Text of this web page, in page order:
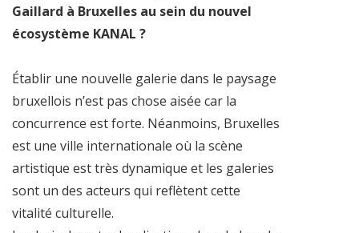
Gaillard à Bruxelles au sein du nouvel
écosystème KANAL ?
Établir une nouvelle galerie dans le paysage
bruxellois n’est pas chose aisée car la
concurrence est forte. Néanmoins, Bruxelles
est une ville internationale où la scène
artistique est très dynamique et les galeries
sont un des acteurs qui reflètent cette
vitalité culturelle.